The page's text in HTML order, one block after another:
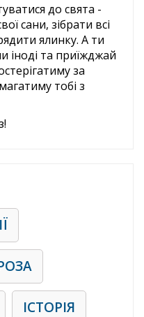
до свята -
сани, зібрати всі
ялинку. А ти
іноді та приїжджай
за
тобі з
ІСТОРІЯ